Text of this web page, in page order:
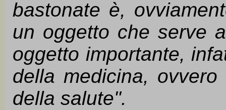
bastonate è,
un oggetto che serve
oggetto importante,
della medicina,
della salute".